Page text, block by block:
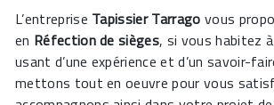
L’entreprise Tapissier Tarrago vous
en Réfection de sièges, si vous habitez à
usant d’une expérience et d’un savoir-
mettons tout en oeuvre pour vous